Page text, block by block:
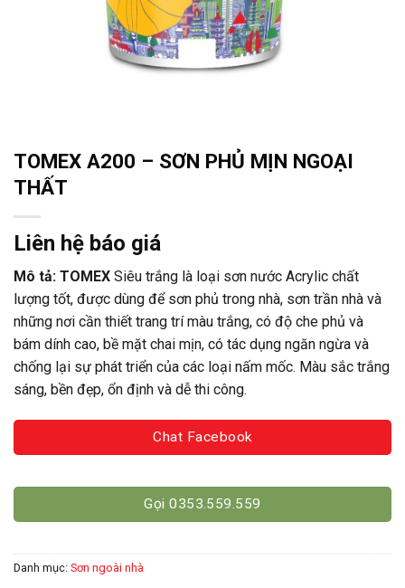
TOMEX A200 – SƠN PHỦ MỊN NGOẠI
THẤT
Liên hệ báo giá
Mô tả: TOMEX Siêu trắng là loại sơn nước Acrylic chất
lượng tốt, được dùng để sơn phủ trong nhà, sơn trần nhà và
những nơi cần thiết trang trí màu trắng, có độ che phủ và
bám dính cao, bề mặt chai mịn, có tác dụng ngăn ngừa và
chống lại sự phát triển của các loại nấm mốc. Màu sắc trắng
sáng, bền đẹp, ổn định và dễ thi công.
Chat Facebook
Gọi 0353.559.559
Danh mục: Sơn ngoài nhà